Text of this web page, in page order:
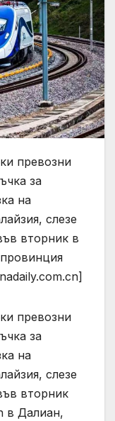
превозни
за
на
слезе
вторник в
превозни
за
на
слезе
вторник
в Далиан,